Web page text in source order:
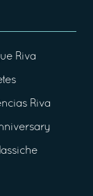
Riva
Riva